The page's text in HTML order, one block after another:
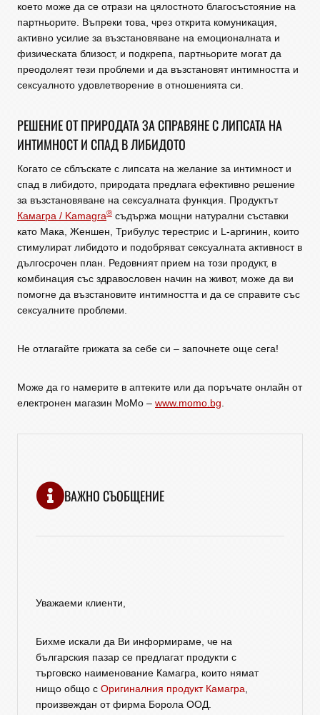
което може да се отрази на цялостното благосъстояние на
партньорите. Въпреки това, чрез открита комуникация,
активно усилие за възстановяване на емоционалната и
физическата близост, и подкрепа, партньорите могат да
преодолеят тези проблеми и да възстановят интимността и
сексуалното удовлетворение в отношенията си.
РЕШЕНИЕ ОТ ПРИРОДАТА ЗА СПРАВЯНЕ С ЛИПСАТА НА
ИНТИМНОСТ И СПАД В ЛИБИДОТО
Когато се сблъскате с липсата на желание за интимност и
спад в либидото, природата предлага ефективно решение
за възстановяване на сексуалната функция. Продуктът
Камагра / Kamagra® съдържа мощни натурални съставки
като Мака, Женшен, Трибулус терестрис и L-аргинин, които
стимулират либидото и подобряват сексуалната активност в
дългосрочен план. Редовният прием на този продукт, в
комбинация със здравословен начин на живот, може да ви
помогне да възстановите интимността и да се справите със
сексуалните проблеми.
Не отлагайте грижата за себе си – започнете още сега!
Може да го намерите в аптеките или да поръчате онлайн от
електронен магазин MoMo – www.momo.bg.
ВАЖНО СЪОБЩЕНИЕ
Уважаеми клиенти,
Бихме искали да Ви информираме, че на
българския пазар се предлагат продукти с
търговско наименование Камагра, които нямат
нищо общо с Оригиналния продукт Камагра,
произвеждан от фирма Борола ООД.